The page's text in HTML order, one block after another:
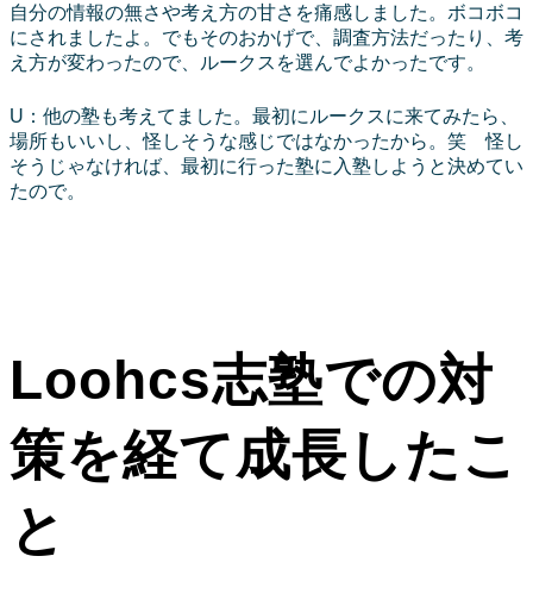
自分の情報の無さや考え方の甘さを痛感しました。ボコボコ
にされましたよ。でもそのおかげで、調査方法だったり、考
え方が変わったので、ルークスを選んでよかったです。
U：他の塾も考えてました。最初にルークスに来てみたら、
場所もいいし、怪しそうな感じではなかったから。笑 怪し
そうじゃなければ、最初に行った塾に入塾しようと決めてい
たので。
Loohcs志塾での対
策を経て成長したこ
と